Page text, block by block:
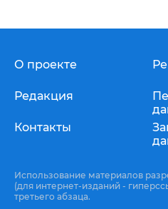
О проекте
Редакция
Контакты
Использование материалов
(для интернет-изданий -
третьего абзаца.